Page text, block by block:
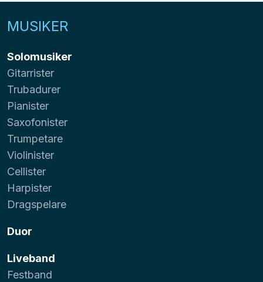
MUSIKER
Solomusiker
Gitarrister
Trubadurer
Pianister
Saxofonister
Trumpetare
Violinister
Cellister
Harpister
Dragspelare
Duor
Liveband
Festband